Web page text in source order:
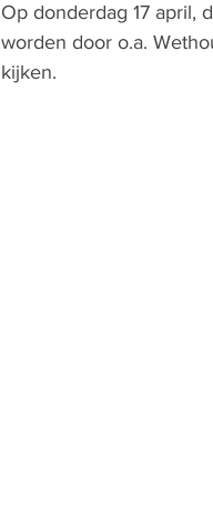
Op donderdag 17 april,
worden door o.a.
kijken.